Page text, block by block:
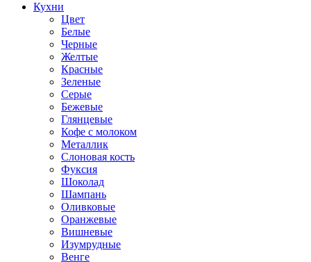
Кухни
Цвет
Белые
Черные
Желтые
Красные
Зеленые
Серые
Бежевые
Глянцевые
Кофе с молоком
Металлик
Слоновая кость
Фуксия
Шоколад
Шампань
Оливковые
Оранжевые
Вишневые
Изумрудные
Венге